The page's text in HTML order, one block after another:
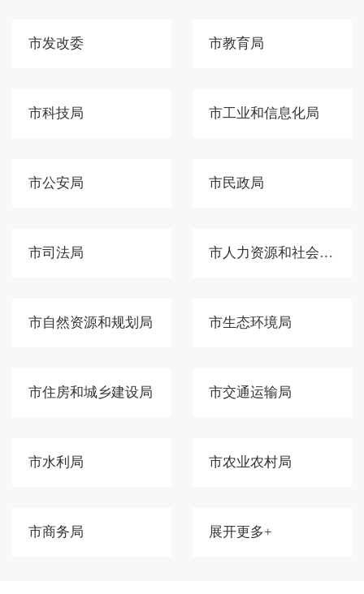
市发改委 市教育局
市科技局 市工业和信息化局
市公安局 市民政局
市司法局 市人力资源和社会保障局
市自然资源和规划局 市生态环境局
市住房和城乡建设局 市交通运输局
市水利局 市农业农村局
市商务局 展开更多+